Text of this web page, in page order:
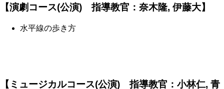
【演劇コース(公演) 指導教官：奈木隆, 伊藤大】
水平線の歩き方
【ミュージカルコース(公演) 指導教官：小林仁, 青